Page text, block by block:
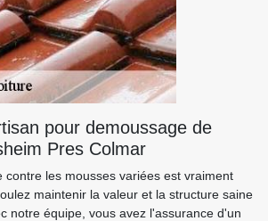
pour demoussage de
Pres Colmar
contre les mousses variées est vraiment
maintenir la valeur et la structure saine
notre équipe, vous avez l'assurance d'un